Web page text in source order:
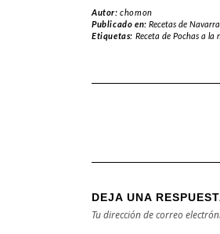
Autor:chomon
Publicado en:Recetas de Navarra
Etiquetas: Receta de Pochas a la
DEJA UNA
Tu dirección de correo